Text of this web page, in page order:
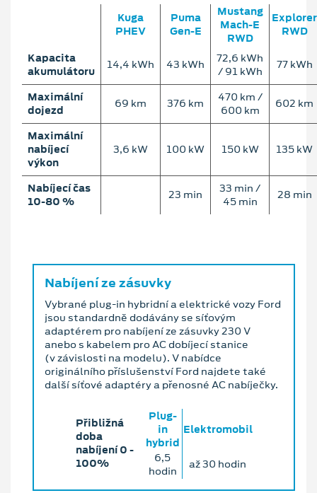
Kuga
PHEV
Puma
Gen-E
Mustang
Mach‑E
RWD
Explorer
RWD
Kapacita
akumulátoru
14,4 kWh 43 kWh
72,6 kWh
/ 91 kWh
77 kWh
Maximální
dojezd
69 km 376 km
470 km /
600 km
602 km
Maximální
nabíjecí
výkon
3,6 kW 100 kW 150 kW 135 kW
Nabíjecí čas
10-80 %
23 min
33 min /
45 min
28 min
Nabíjení ze zásuvky
Vybrané plug-in hybridní a elektrické vozy Ford
jsou standardně dodávány se síťovým
adaptérem pro nabíjení ze zásuvky 230 V
anebo s kabelem pro AC dobíjecí stanice
(v závislosti na modelu). V nabídce
originálního příslušenství Ford najdete také
další síťové adaptéry a přenosné AC nabíječky.
Přibližná
doba
nabíjení 0 ‐
100%
Plug-
in
hybrid
Elektromobil
6,5
hodin
až 30 hodin